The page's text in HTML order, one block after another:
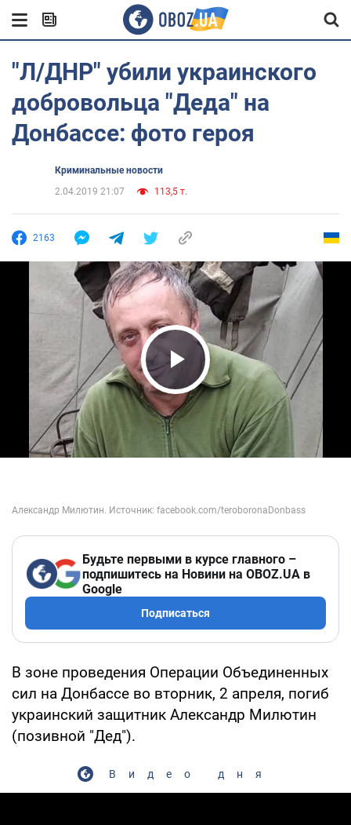
"Л/ДНР" убили украинского
добровольца "Деда" на
Донбассе: фото героя
Криминальные новости
2.04.2019 21:07
113,5 т.
2163
Play Video
Будьте первыми в курсе главного –
подпишитесь на Новини на OBOZ.UA в
Google
Подписаться
В зоне проведения Операции Объединенных
сил на Донбассе во вторник, 2 апреля, погиб
украинский защитник Александр Милютин
(позивной "Дед").
Видео дня